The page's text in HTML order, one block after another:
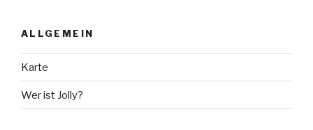
ALLGEMEIN
Karte
Wer ist Jolly?